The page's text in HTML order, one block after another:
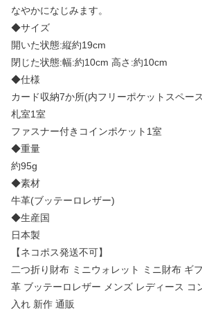
なやかになじみます。
◆サイズ
開いた状態:縦約19cm
閉じた状態:幅:約10cm 高さ:約10cm
◆仕様
カード収納7か所(内フリーポケットスペー
札室1室
ファスナー付きコインポケット1室
◆重量
約95g
◆素材
牛革(ブッテーロレザー)
◆生産国
日本製
【ネコポス発送不可】
二つ折り財布 ミニウォレット ミニ財布 ギ
革 ブッテーロレザー メンズ レディース コ
入れ 新作 通販